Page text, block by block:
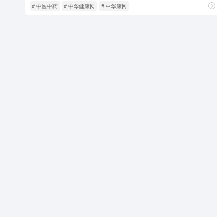
# 中医中药 # 中华健康网 # 中华康网